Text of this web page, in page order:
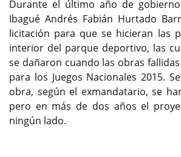
Durante el último año de
Ibagué Andrés Fabián Hurtado
licitación para que se hicieran las
interior del parque deportivo, las
se dañaron cuando las obras
para los Juegos Nacionales 2015.
obra, según el exmandatario, se
pero en más de dos años el
ningún lado.